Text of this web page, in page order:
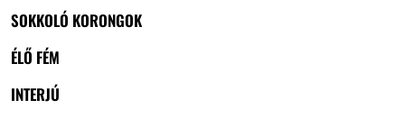
SOKKOLÓ KORONGOK
ÉLŐ FÉM
INTERJÚ